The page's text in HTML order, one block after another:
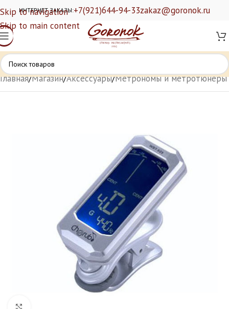
Skip to navigation
Skip to main content
ИНТЕРНЕТ ЗАКАЗЫ:+7(921)644-94-33zakaz@goronok.ru
Главная/Магазин/Аксессуары/Метрономы и метротюнеры